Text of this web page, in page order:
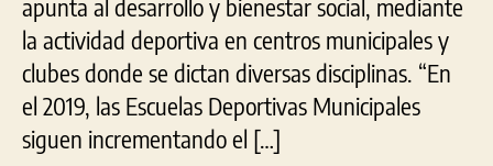
apunta al desarrollo y bienestar social, mediante
la actividad deportiva en centros municipales y
clubes donde se dictan diversas disciplinas. “En
el 2019, las Escuelas Deportivas Municipales
siguen incrementando el […]